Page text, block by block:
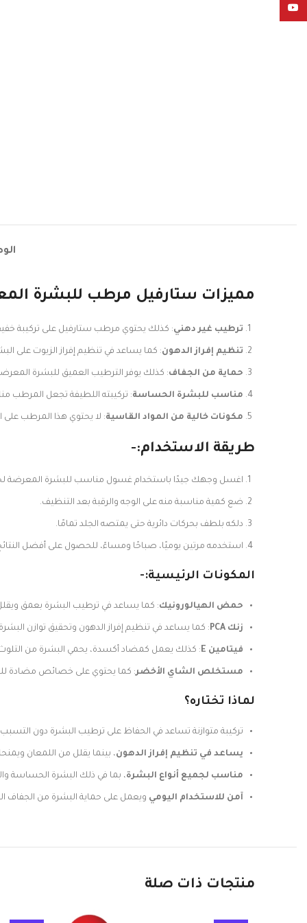
مميزات ستارفيل مرطب للبشرة
ترطيب غير دهني: كذلك يحتوي مرطب ستارفيل على تركيبة
تنظيم إفراز الدهون: كما يساعد في تنظيم إفراز الزيوت على
حماية من الجفاف: كذلك يوفر الترطيب العميق للبشرة
مناسب للبشرة الحساسة: تركيبته اللطيفة تجعل المرطب
مكونات خالية من المواد القاسية: لا يحتوي هذا المرطب على
طريقة الاستخدام:-
اغسل وجهك جيدًا باستخدام غسول مناسب للبشرة المعرضة
ضع كمية مناسبة منه على الوجه والرقبة بعد التنظيف.
دلكه بلطف بحركات دائرية حتى يمتصه الجلد تمامًا.
استخدمه مرتين يوميًا، صباحًا ومساءً، للحصول على أفضل
المكونات الرئيسية:-
حمض الهيالورونيك: كما يساعد في ترطيب البشرة بعمق
زنك PCA : كما يساعد في تنظيم إفراز الدهون وتحقيق توازن
فيتامين E : كذلك يعمل كمضاد أكسدة، يحمي البشرة من التلوث
مستخلص الشاي الأخضر: كما يحتوي على خصائص مضادة
لماذا تختاره؟
تركيبة متوازنة تساعد في الحفاظ على ترطيب البشرة دون
يساعد في تنظيم إفراز الدهون، بينما يقلل من اللمعان
مناسب لجميع أنواع البشرة، بما في ذلك البشرة الحساسة
آمن للاستخدام اليومي ويعمل على حماية البشرة من الجفاف
منتجات ذات صلة